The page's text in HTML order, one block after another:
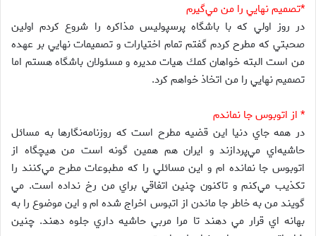
*تصميم نهايي را من مي‌گيرم
در روز اولي كه با باشگاه پرسپوليس مذاكره را شروع كردم اولين
صحبتي كه مطرح كردم گفتم تمام اختيارات و تصميمات نهايي بر عهده
من است البته خواهان كمك هيات مديره و مسئولان باشگاه هستم اما
تصميم نهايي را من اتخاذ خواهم كرد.
* از اتوبوس جا نماندم
در همه جاي دنيا اين قضيه مطرح است كه روزنامه‌نگارها به مسائل
حاشيه‌اي مي‌پردازند و ايران هم همين گونه است من هيچگاه از
اتوبوس جا نمانده ام و اين مسائلي را كه مطبوعات مطرح مي‌كنند را
تكذيب مي‌كنم و تاكنون چنين اتفاقي براي من رخ نداده است. مي
گويند من به خاطر جا ماندن از اتبوس اخراج شده ام و اين موضوع را به
بهانه اي قرار مي دهند تا مرا مربي حاشيه داري جلوه دهند. چنين